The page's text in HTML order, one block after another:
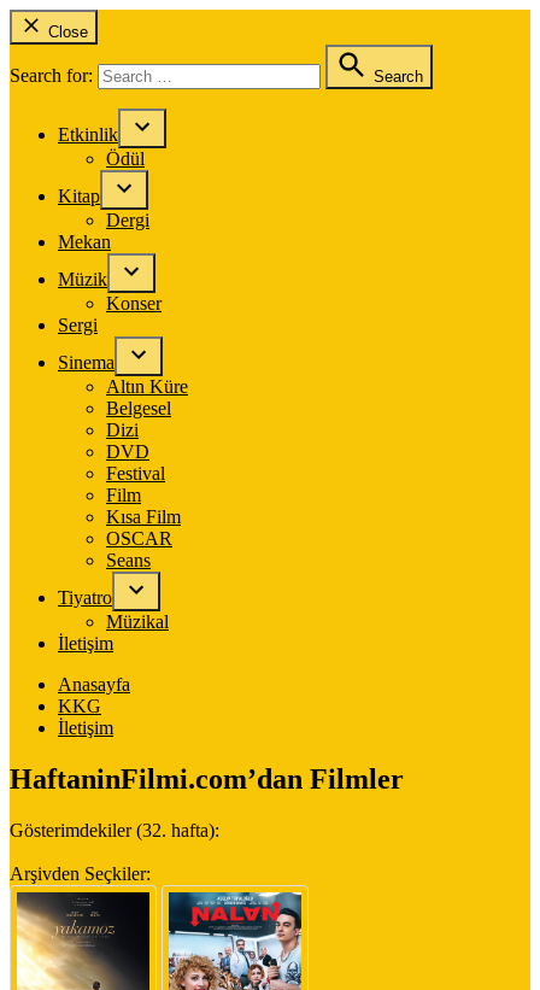
Close
Search for: Search
Etkinlik
Ödül
Kitap
Dergi
Mekan
Müzik
Konser
Sergi
Sinema
Altın Küre
Belgesel
Dizi
DVD
Festival
Film
Kısa Film
OSCAR
Seans
Tiyatro
Müzikal
İletişim
Anasayfa
KKG
İletişim
HaftaninFilmi.com’dan Filmler
Gösterimdekiler (32. hafta):
Arşivden Seçkiler: